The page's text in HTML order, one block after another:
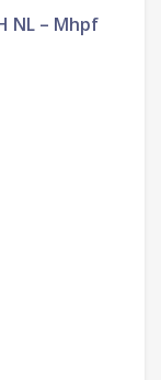
NL – Mhpf